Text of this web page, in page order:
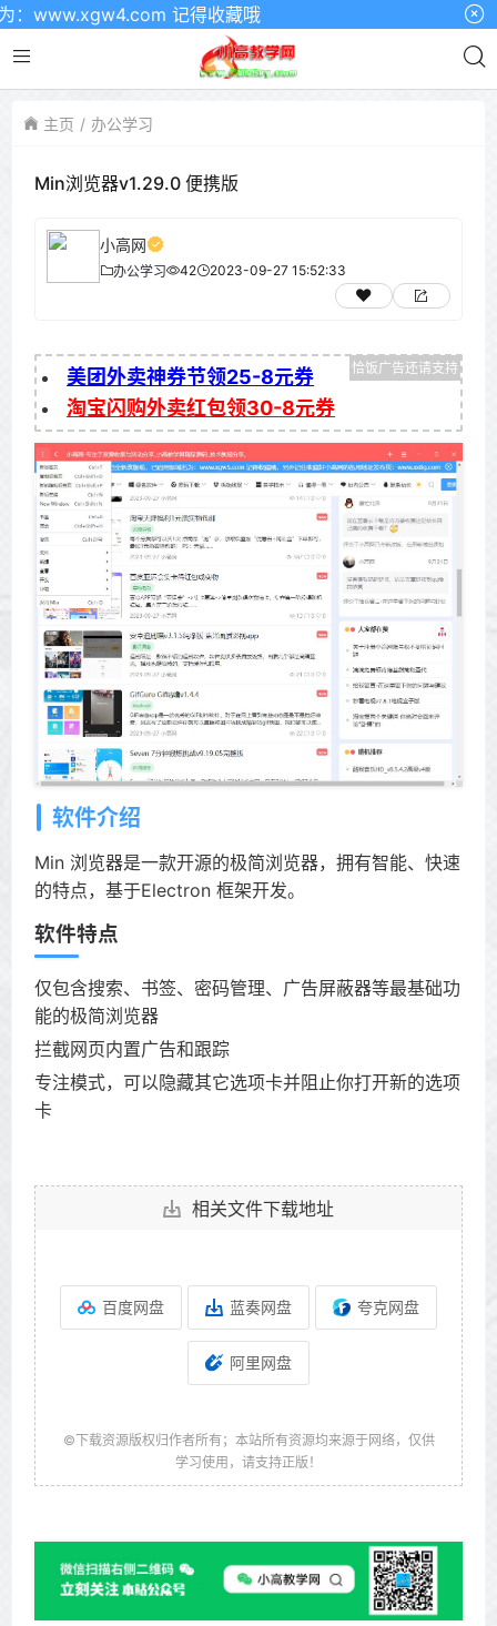
记得收藏哦
主页 办公学习
Min浏览器v1.29.0 便携版
小高网
办公学习 42 2023-09-27 15:52:33
美团外卖神券节领25-8元券
淘宝闪购外卖红包领30-8元券
软件介绍
Min 浏览器是一款开源的极简浏览器，拥有智能、快速
的特点，基于Electron 框架开发。
软件特点
仅包含搜索、书签、密码管理、广告屏蔽器等最基础功
能的极简浏览器
拦截网页内置广告和跟踪
专注模式，可以隐藏其它选项卡并阻止你打开新的选项
卡
相关文件下载地址
百度网盘 蓝奏网盘 夸克网盘
阿里网盘
©下载资源版权归作者所有；本站所有资源均来源于网络，仅供
学习使用，请支持正版！